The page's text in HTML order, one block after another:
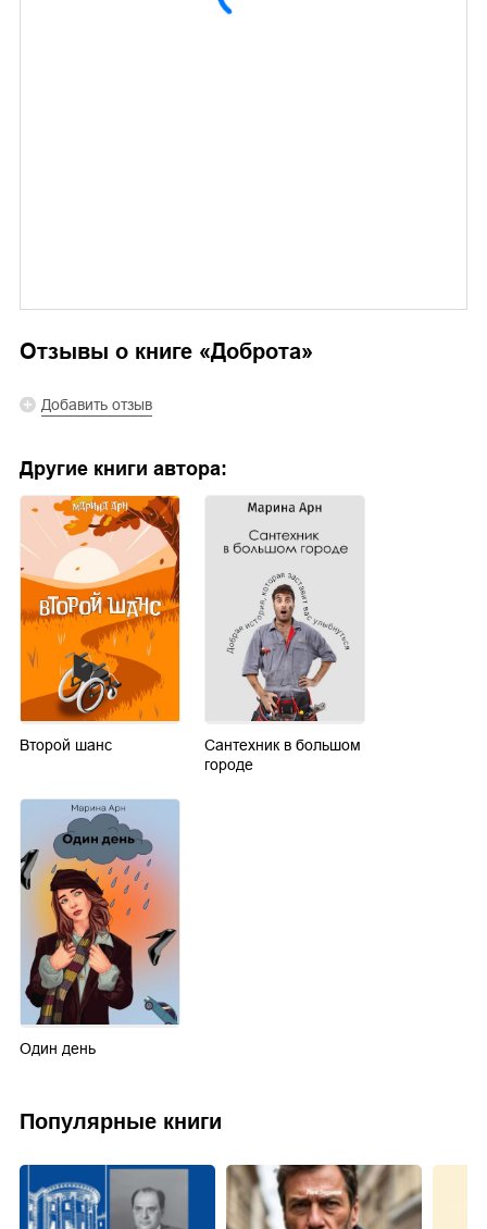
Отзывы о книге «Доброта»
Добавить отзыв
Другие книги автора:
Второй шанс
Сантехник в большом
городе
Один день
Популярные книги